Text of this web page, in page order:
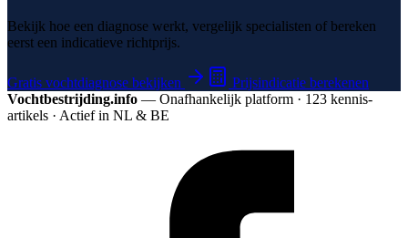
Bekijk hoe een diagnose werkt, vergelijk specialisten of bereken
eerst een indicatieve richtprijs.
Gratis vochtdiagnose bekijken
Prijsindicatie berekenen
Vochtbestrijding.info — Onafhankelijk platform · 123 kennis­
artikels · Actief in NL & BE